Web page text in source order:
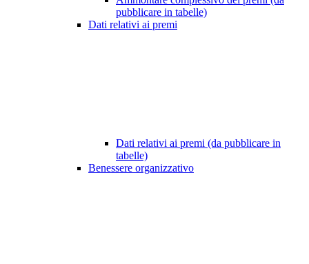
pubblicare in tabelle)
Dati relativi ai premi
Dati relativi ai premi (da pubblicare in
tabelle)
Benessere organizzativo